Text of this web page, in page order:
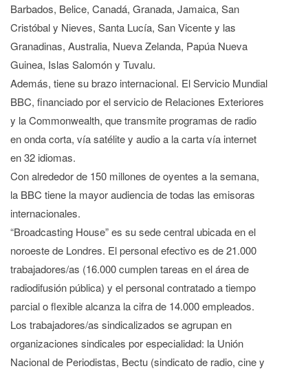
Barbados, Belice, Canadá, Granada, Jamaica, San
Cristóbal y Nieves, Santa Lucía, San Vicente y las
Granadinas, Australia, Nueva Zelanda, Papúa Nueva
Guinea, Islas Salomón y Tuvalu.
Además, tiene su brazo internacional. El Servicio Mundial
BBC, financiado por el servicio de Relaciones Exteriores
y la Commonwealth, que transmite programas de radio
en onda corta, vía satélite y audio a la carta vía internet
en 32 idiomas.
Con alrededor de 150 millones de oyentes a la semana,
la BBC tiene la mayor audiencia de todas las emisoras
internacionales.
“Broadcasting House” es su sede central ubicada en el
noroeste de Londres. El personal efectivo es de 21.000
trabajadores/as (16.000 cumplen tareas en el área de
radiodifusión pública) y el personal contratado a tiempo
parcial o flexible alcanza la cifra de 14.000 empleados.
Los trabajadores/as sindicalizados se agrupan en
organizaciones sindicales por especialidad: la Unión
Nacional de Periodistas, Bectu (sindicato de radio, cine y